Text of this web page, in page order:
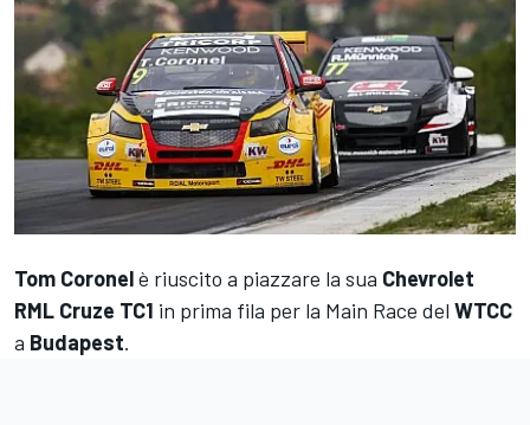
Tom Coronelè riuscito a piazzare la sua Chevrolet
RML Cruze TC1 in prima fila per la Main Race del WTCC
a Budapest.